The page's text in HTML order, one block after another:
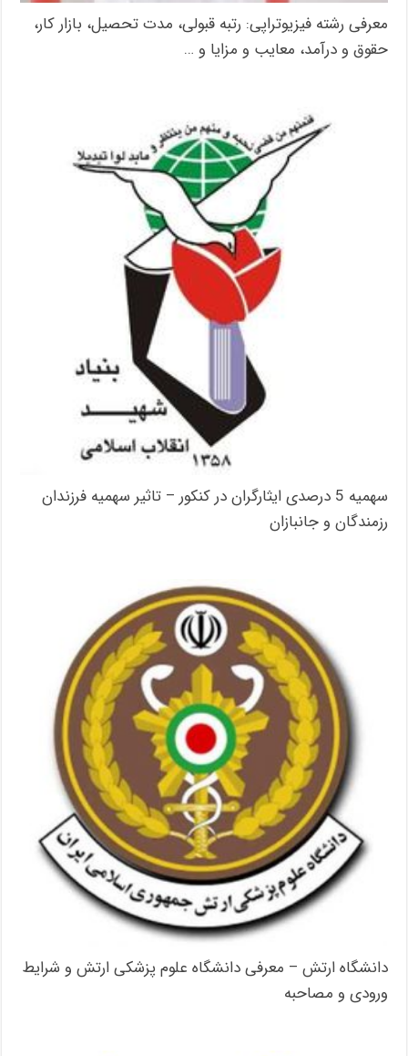
معرفی رشته فیزیوتراپی: رتبه قبولی، مدت تحصیل، بازار کار،
حقوق و درآمد، معایب و مزایا و …
سهمیه 5 درصدی ایثارگران در کنکور – تاثیر سهمیه فرزندان
رزمندگان و جانبازان
دانشگاه ارتش – معرفی دانشگاه علوم پزشکی ارتش و شرایط
ورودی و مصاحبه